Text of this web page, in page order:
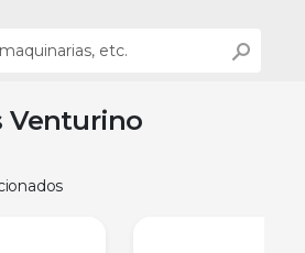
Venturino